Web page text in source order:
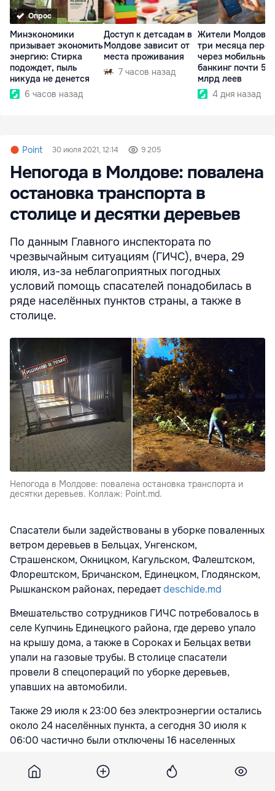
Опрос
Минэкономики
призывает экономить
энергию: Стирка
подождет, пыль
никуда не денется
6 часов назад
Доступ к детсадам в
Молдове зависит от
места проживания
7 часов назад
Жители Молдовы
три месяца
через мобильный
банкинг почти 50
млрд леев
4 дня назад
Point 30 июля 2021, 12:14 9 205
Непогода в Молдове: повалена
остановка транспорта в
столице и десятки деревьев
По данным Главного инспектората по
чрезвычайным ситуациям (ГИЧС), вчера, 29
июля, из-за неблагоприятных погодных
условий помощь спасателей понадобилась в
ряде населённых пунктов страны, а также в
столице.
Непогода в Молдове: повалена остановка транспорта и
десятки деревьев. Коллаж: Point.md.
Спасатели были задействованы в уборке поваленных
ветром деревьев в Бельцах, Унгенском,
Страшенском, Окницком, Кагульском, Фалештском,
Флорештском, Бричанском, Единецком, Глодянском,
Рышканском районах, передаетdeschide.md
Вмешательство сотрудников ГИЧС потребовалось в
селе Купчинь Единецкого района, где дерево упало
на крышу дома, а также в Сороках и Бельцах ветви
упали на газовые трубы. В столице спасатели
провели 8 спецопераций по уборке деревьев,
упавших на автомобили.
Также 29 июля к 23:00 без электроэнергии остались
около 24 населённых пункта, а сегодня 30 июля к
06:00 частично были отключены 16 населенных
По данным ГИЧС, за последние 24 часа спасатели и